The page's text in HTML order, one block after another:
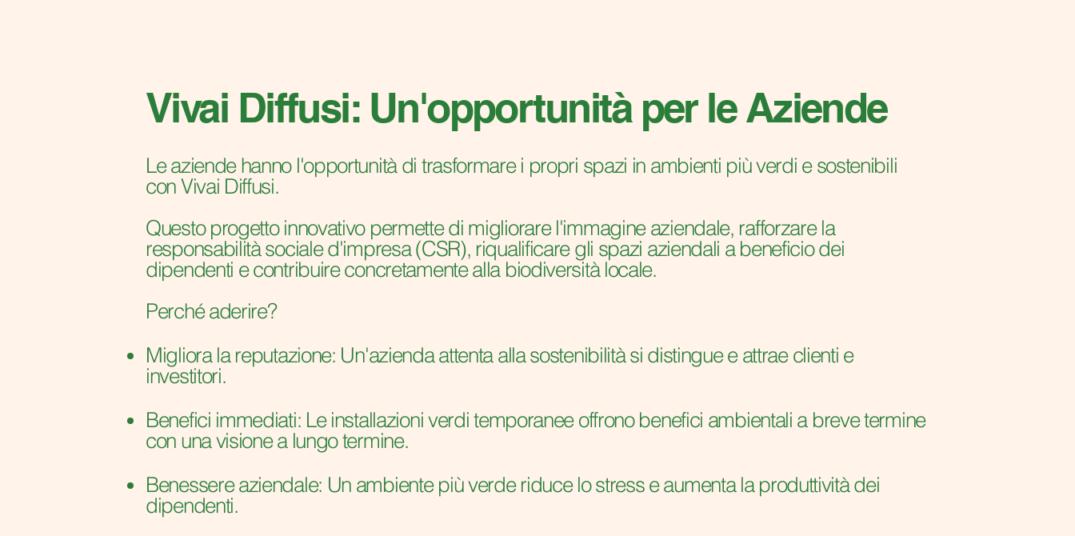
Vivai Diffusi: Un'opportunità per le Aziende
Le aziende hanno l'opportunità di trasformare i propri spazi in ambienti più verdi e sostenibili
con Vivai Diffusi.
Questo progetto innovativo permette di migliorare l'immagine aziendale, rafforzare la
responsabilità sociale d'impresa (CSR), riqualificare gli spazi aziendali a beneficio dei
dipendenti e contribuire concretamente alla biodiversità locale.
Perché aderire?
Migliora la reputazione: Un'azienda attenta alla sostenibilità si distingue e attrae clienti e
investitori.
Benefici immediati: Le installazioni verdi temporanee offrono benefici ambientali a breve termine
con una visione a lungo termine.
Benessere aziendale: Un ambiente più verde riduce lo stress e aumenta la produttività dei
dipendenti.